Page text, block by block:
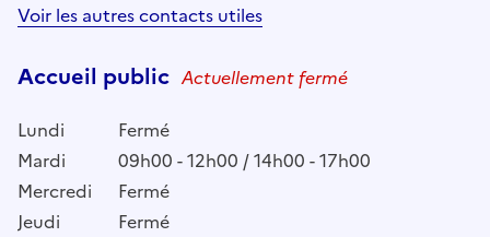
Voir les autres contacts utiles
Accueil public Actuellement fermé
Lundi
Fermé
Mardi
09h00 - 12h00 / 14h00 - 17h00
Mercredi
Fermé
Jeudi
Fermé